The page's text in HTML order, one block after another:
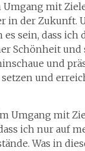
mit
in der Zukunft.
sein, dass
Schönheit
und
und
Umgang mit
ich nur auf
Was in